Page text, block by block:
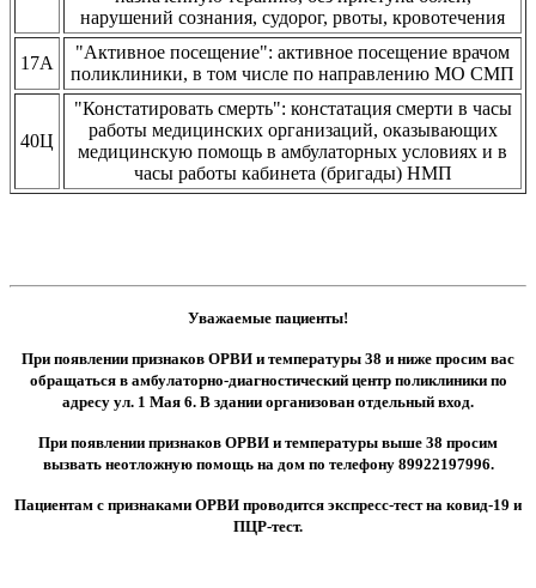
нарушений сознания, судорог, рвоты, кровотечения
17А
"Активное посещение": активное посещение врачом
поликлиники, в том числе по направлению МО СМП
40Ц
"Констатировать смерть": констатация смерти в часы
работы медицинских организаций, оказывающих
медицинскую помощь в амбулаторных условиях и в
часы работы кабинета (бригады) НМП
Уважаемые пациенты!
При появлении признаков ОРВИ и температуры 38 и ниже просим вас
обращаться в амбулаторно-диагностический центр поликлиники по
адресу ул. 1 Мая 6. В здании организован отдельный вход.
При появлении признаков ОРВИ и температуры выше 38 просим
вызвать неотложную помощь на дом по телефону 89922197996.
Пациентам с признаками ОРВИ проводится экспресс-тест на ковид-19 и
ПЦР-тест.